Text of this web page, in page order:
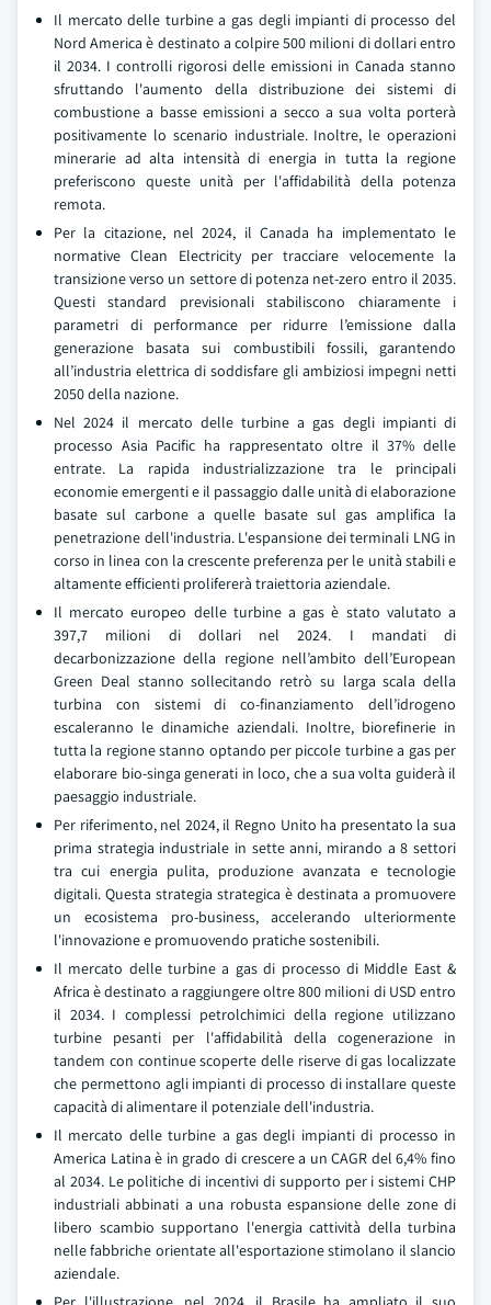
Il mercato delle turbine a gas degli impianti di processo del
Nord America è destinato a colpire 500 milioni di dollari entro
il 2034. I controlli rigorosi delle emissioni in Canada stanno
sfruttando l'aumento della distribuzione dei sistemi di
combustione a basse emissioni a secco a sua volta porterà
positivamente lo scenario industriale. Inoltre, le operazioni
minerarie ad alta intensità di energia in tutta la regione
preferiscono queste unità per l'affidabilità della potenza
remota.
Per la citazione, nel 2024, il Canada ha implementato le
normative Clean Electricity per tracciare velocemente la
transizione verso un settore di potenza net-zero entro il 2035.
Questi standard previsionali stabiliscono chiaramente i
parametri di performance per ridurre l’emissione dalla
generazione basata sui combustibili fossili, garantendo
all’industria elettrica di soddisfare gli ambiziosi impegni netti
2050 della nazione.
Nel 2024 il mercato delle turbine a gas degli impianti di
processo Asia Pacific ha rappresentato oltre il 37% delle
entrate. La rapida industrializzazione tra le principali
economie emergenti e il passaggio dalle unità di elaborazione
basate sul carbone a quelle basate sul gas amplifica la
penetrazione dell'industria. L'espansione dei terminali LNG in
corso in linea con la crescente preferenza per le unità stabili e
altamente efficienti prolifererà traiettoria aziendale.
Il mercato europeo delle turbine a gas è stato valutato a
397,7 milioni di dollari nel 2024. I mandati di
decarbonizzazione della regione nell’ambito dell’European
Green Deal stanno sollecitando retrò su larga scala della
turbina con sistemi di co-finanziamento dell’idrogeno
escaleranno le dinamiche aziendali. Inoltre, biorefinerie in
tutta la regione stanno optando per piccole turbine a gas per
elaborare bio-singa generati in loco, che a sua volta guiderà il
paesaggio industriale.
Per riferimento, nel 2024, il Regno Unito ha presentato la sua
prima strategia industriale in sette anni, mirando a 8 settori
tra cui energia pulita, produzione avanzata e tecnologie
digitali. Questa strategia strategica è destinata a promuovere
un ecosistema pro-business, accelerando ulteriormente
l'innovazione e promuovendo pratiche sostenibili.
Il mercato delle turbine a gas di processo di Middle East &
Africa è destinato a raggiungere oltre 800 milioni di USD entro
il 2034. I complessi petrolchimici della regione utilizzano
turbine pesanti per l'affidabilità della cogenerazione in
tandem con continue scoperte delle riserve di gas localizzate
che permettono agli impianti di processo di installare queste
capacità di alimentare il potenziale dell'industria.
Il mercato delle turbine a gas degli impianti di processo in
America Latina è in grado di crescere a un CAGR del 6,4% fino
al 2034. Le politiche di incentivi di supporto per i sistemi CHP
industriali abbinati a una robusta espansione delle zone di
libero scambio supportano l'energia cattività della turbina
nelle fabbriche orientate all'esportazione stimolano il slancio
aziendale.